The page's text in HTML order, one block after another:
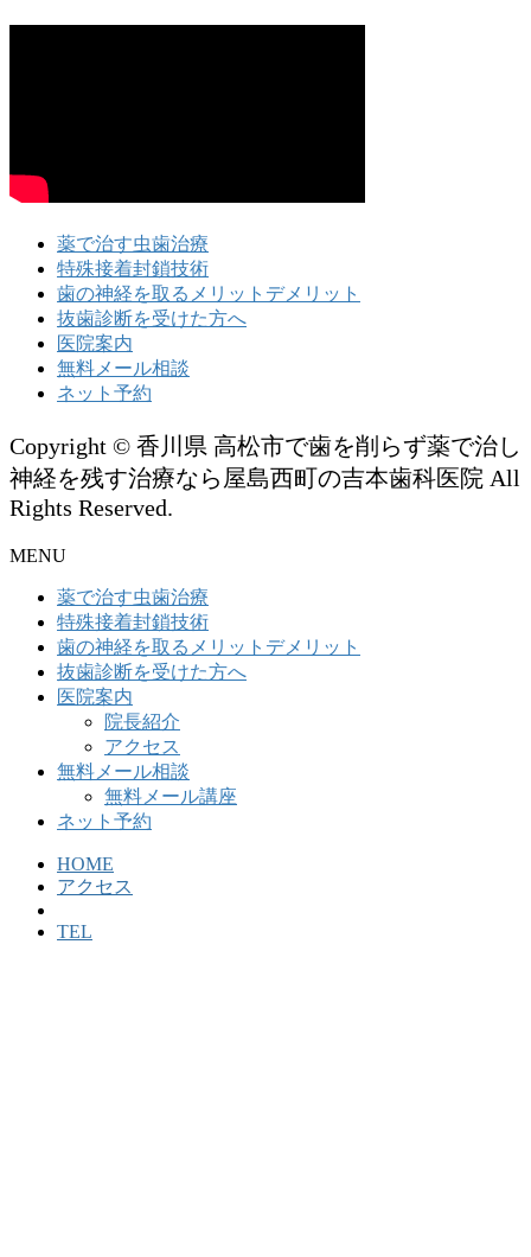
薬で治す虫歯治療
特殊接着封鎖技術
歯の神経を取るメリットデメリット
抜歯診断を受けた方へ
医院案内
無料メール相談
ネット予約
Copyright © 香川県 高松市で歯を削らず薬で治し
神経を残す治療なら屋島西町の吉本歯科医院 All
Rights Reserved.
MENU
薬で治す虫歯治療
特殊接着封鎖技術
歯の神経を取るメリットデメリット
抜歯診断を受けた方へ
医院案内
院長紹介
アクセス
無料メール相談
無料メール講座
ネット予約
HOME
アクセス
TEL